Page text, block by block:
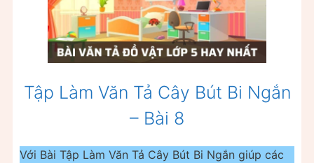
Tập Làm Văn Tả Cây Bút Bi Ngắn
– Bài 8
Với Bài Tập Làm Văn Tả Cây Bút Bi Ngắn giúp các